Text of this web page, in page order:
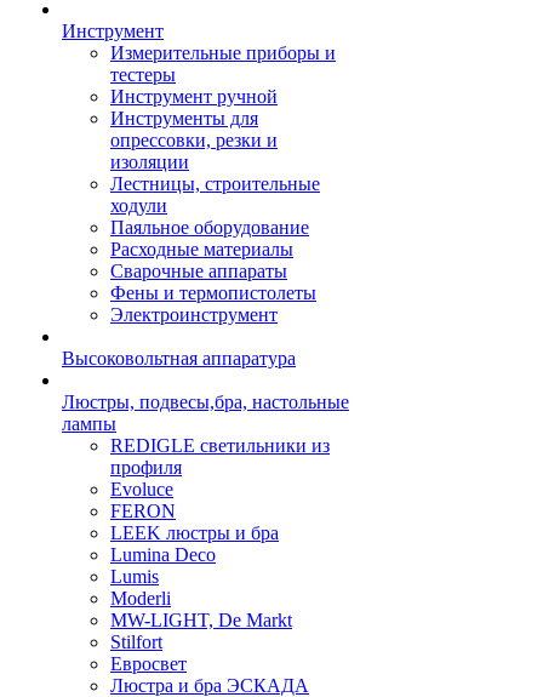
Инструмент
Измерительные приборы и
тестеры
Инструмент ручной
Инструменты для
опрессовки, резки и
изоляции
Лестницы, строительные
ходули
Паяльное оборудование
Расходные материалы
Сварочные аппараты
Фены и термопистолеты
Электроинструмент
Высоковольтная аппаратура
Люстры, подвесы,бра, настольные
лампы
REDIGLE светильники из
профиля
Evoluce
FERON
LEEK люстры и бра
Lumina Deco
Lumis
Moderli
MW-LIGHT, De Markt
Stilfort
Евросвет
Люстра и бра ЭСКАДА